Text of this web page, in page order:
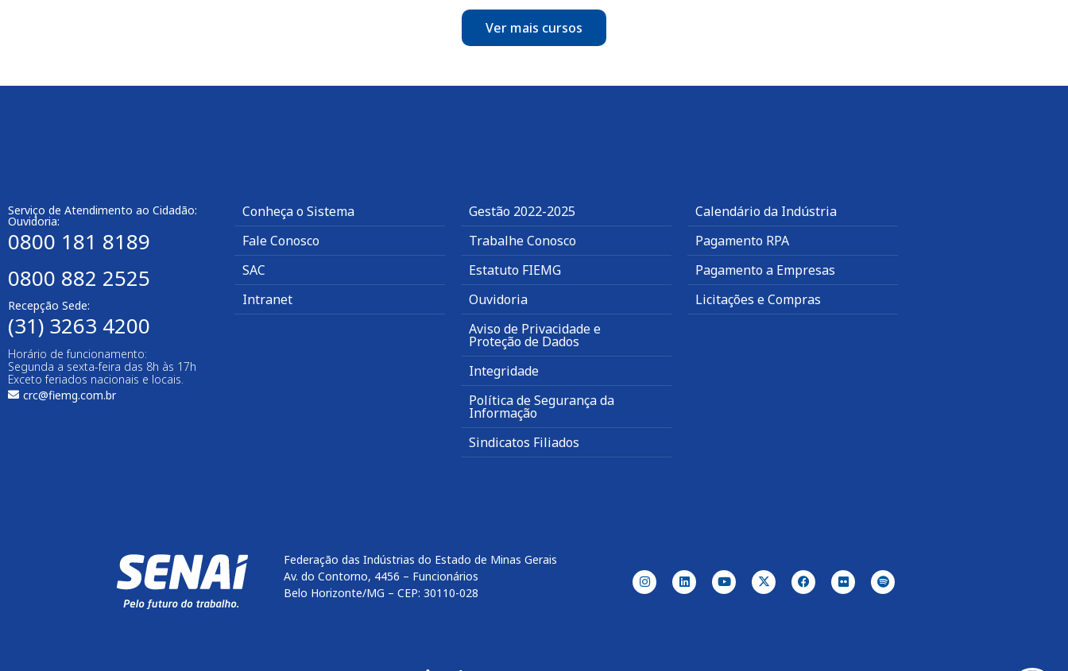
Ver mais cursos
Serviço de Atendimento ao Cidadão:
Ouvidoria:
0800 181 8189
0800 882 2525
Recepção Sede:
(31) 3263 4200
Horário de funcionamento:
Segunda a sexta-feira das 8h às 17h
Exceto feriados nacionais e locais.
crc@fiemg.com.br
Conheça o Sistema
Fale Conosco
SAC
Intranet
Gestão 2022-2025
Trabalhe Conosco
Estatuto FIEMG
Ouvidoria
Aviso de Privacidade e
Proteção de Dados
Integridade
Política de Segurança da
Informação
Sindicatos Filiados
Calendário da Indústria
Pagamento RPA
Pagamento a Empresas
Licitações e Compras
Federação das Indústrias do Estado de Minas Gerais
Av. do Contorno, 4456 – Funcionários
Belo Horizonte/MG – CEP: 30110-028